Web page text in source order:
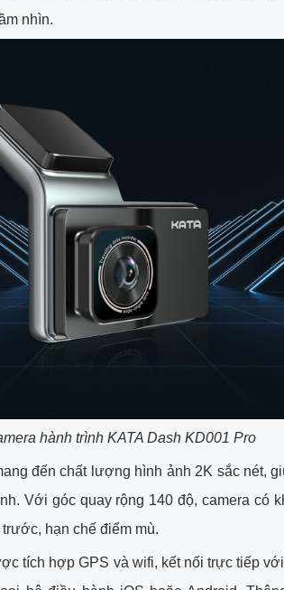
nhìn.
hành trình KATA Dash KD001 Pro
đến chất lượng hình ảnh 2K sắc nét,
Với góc quay rộng 140 độ, camera có
hạn chế điểm mù.
tích hợp GPS và wifi, kết nối trực tiếp